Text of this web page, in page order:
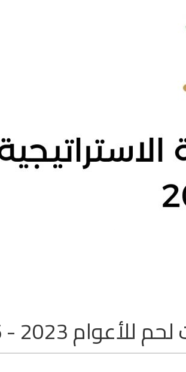
2023 - 2026